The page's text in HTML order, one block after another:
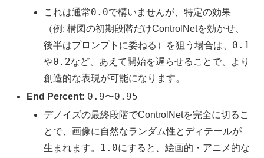
これは通常0.0で構いませんが、特定の効果
（例: 構図の初期段階だけControlNetを効かせ、
後半はプロンプトに委ねる）を狙う場合は、 0.1
や0.2など、あえて開始を遅らせることで、より
創造的な表現が可能になります。
End Percent: 0.9〜0.95
デノイズの最終段階でControlNetを完全に切るこ
とで、画像に自然なランダム性とディテールが
生まれます。 1.0にすると、絵画的・アニメ的な